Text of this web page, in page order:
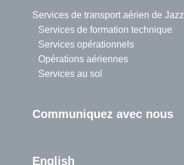
Services de transport aérien de Jazz
Services de formation technique
Services opérationnels
Opérations aériennes
Services au sol
Communiquez avec nous
English